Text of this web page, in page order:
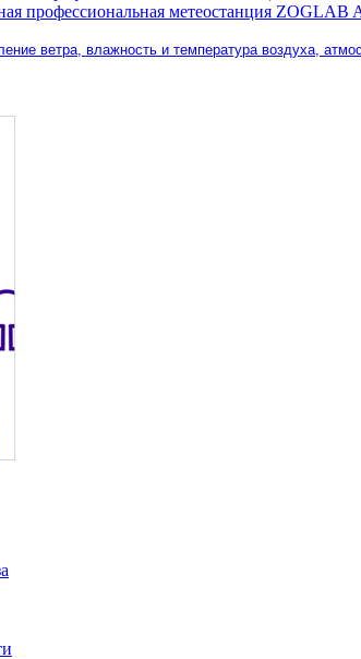
профессиональная метеостанция ZOGLAB
ветра, влажность и температура воздуха,